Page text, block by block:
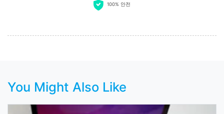
100% 안전
You Might Also Like